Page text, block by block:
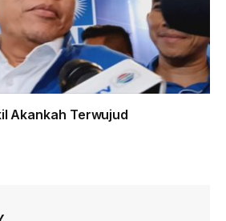
Akankah Terwujud